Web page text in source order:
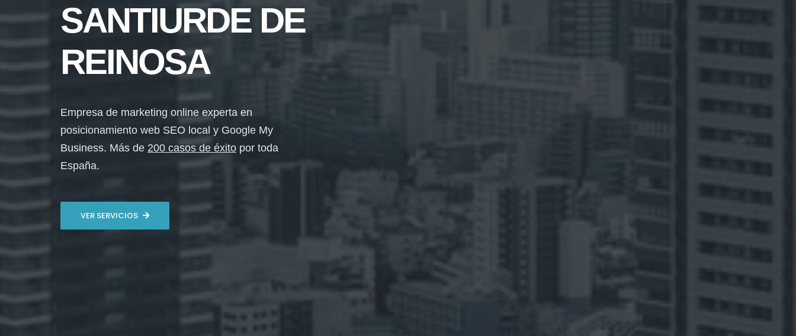
SANTIURDE DE
REINOSA
Empresa de marketing online experta en
posicionamiento web SEO local y Google My
Business. Más de 200 casos de éxito por toda
España.
VER SERVICIOS